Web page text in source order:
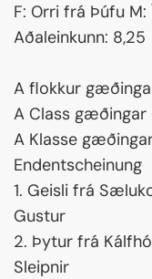
F: Orri frá Þúfu
Aðaleinkunn: 8,25
A flokkur
A Class
A Klasse
Endentscheinung
1. Geisli frá
Gustur
2. Þytur frá
Sleipnir